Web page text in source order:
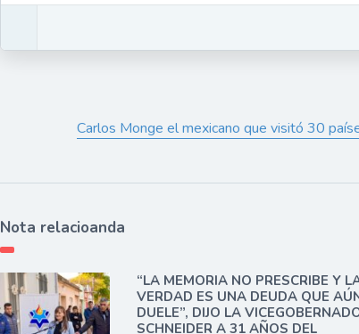
Carlos Monge el mexicano que visitó 30
Nota relacioanda
“LA MEMORIA NO PRESCRIBE Y
VERDAD ES UNA DEUDA QUE
DUELE”, DIJO LA
SCHNEIDER A 31 AÑOS DEL